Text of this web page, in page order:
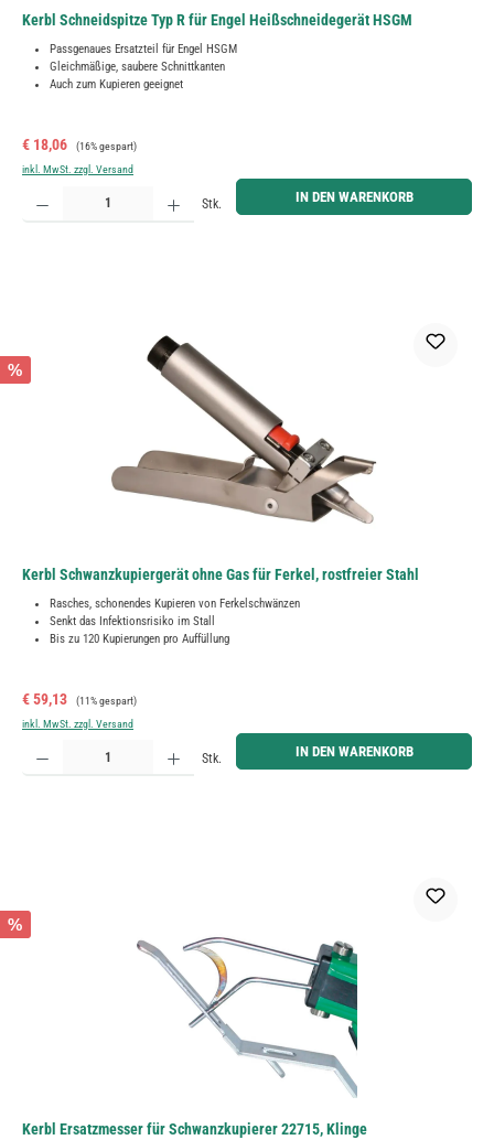
Kerbl Schneidspitze Typ R für Engel Heißschneidegerät HSGM
Passgenaues Ersatzteil für Engel HSGM
Gleichmäßige, saubere Schnittkanten
Auch zum Kupieren geeignet
Verkaufspreis:
€ 18,06 Regulärer Preis:
(16% gespart)
inkl. MwSt. zzgl. Versand
Produkt Anzahl: Gib den gewünschten Wert ein oder benutze die Schaltflächen um die Anzahl zu
Stk. IN DEN WARENKORB
%
Kerbl Schwanzkupiergerät ohne Gas für Ferkel, rostfreier Stahl
Rasches, schonendes Kupieren von Ferkelschwänzen
Senkt das Infektionsrisiko im Stall
Bis zu 120 Kupierungen pro Auffüllung
Verkaufspreis:
€ 59,13 Regulärer Preis:
(11% gespart)
inkl. MwSt. zzgl. Versand
Produkt Anzahl: Gib den gewünschten Wert ein oder benutze die Schaltflächen um die Anzahl zu
Stk. IN DEN WARENKORB
%
Kerbl Ersatzmesser für Schwanzkupierer 22715, Klinge